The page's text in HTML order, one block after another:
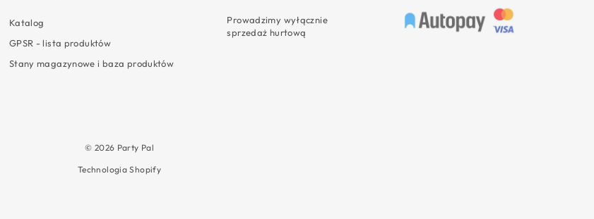
Katalog
GPSR - lista produktów
Stany magazynowe i baza produktów
Prowadzimy wyłącznie
sprzedaż hurtową
© 2026 Party Pal
Technologia Shopify